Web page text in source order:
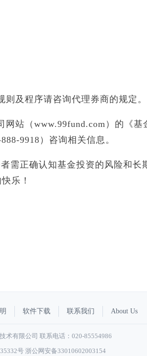
及程序请咨询代理券商的规定。
网站（www.99fund.com）的《基
9918）咨询相关信息。
需正确认知基金投资的风险和长
乐！
软件下载 联系我们 About Us
术有限公司 联系电话：020-85554986
号 浙公网安备33010602003154